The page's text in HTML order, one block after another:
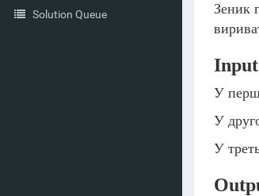
Solution Queue
Зеник
Input
У
У
У